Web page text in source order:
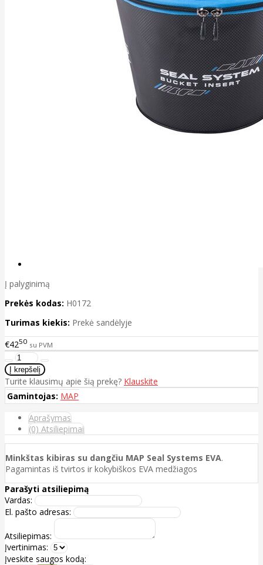
Į palyginimą
Prekės kodas: H0172
Turimas kiekis: Prekė sandėlyje
€4250 su PVM
Turite klausimų apie šią prekę? Klauskite
Gamintojas: MAP
Aprašymas
(0) Atsiliepimai
Minkštas kibiras su dangčiu MAP Seal Systems EVA.
Pagamintas iš tvirtos ir kokybiškos EVA medžiagos
Parašyti atsiliepimą
Vardas:
El. pašto adresas:
Atsiliepimas:
Įvertinimas:
Įveskite saugos kodą: